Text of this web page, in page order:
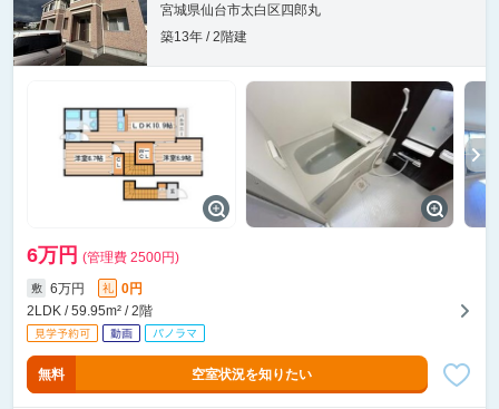
宮城県仙台市太白区四郎丸
築13年 / 2階建
6万円 (管理費 2500円)
敷 6万円 礼
0円
2LDK / 59.95m² / 2階
無料 空室状況を知りたい